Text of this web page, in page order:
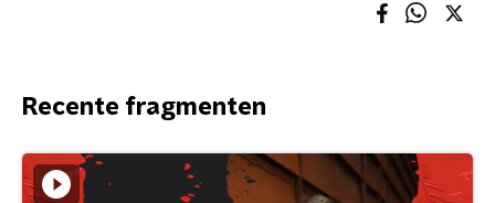
Recente fragmenten